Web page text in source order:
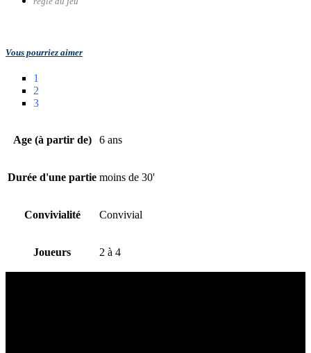
Vous pourriez aimer
1
2
3
Age (à partir de) 6 ans
Durée d'une partie moins de 30'
Convivialité Convivial
Joueurs 2 à 4